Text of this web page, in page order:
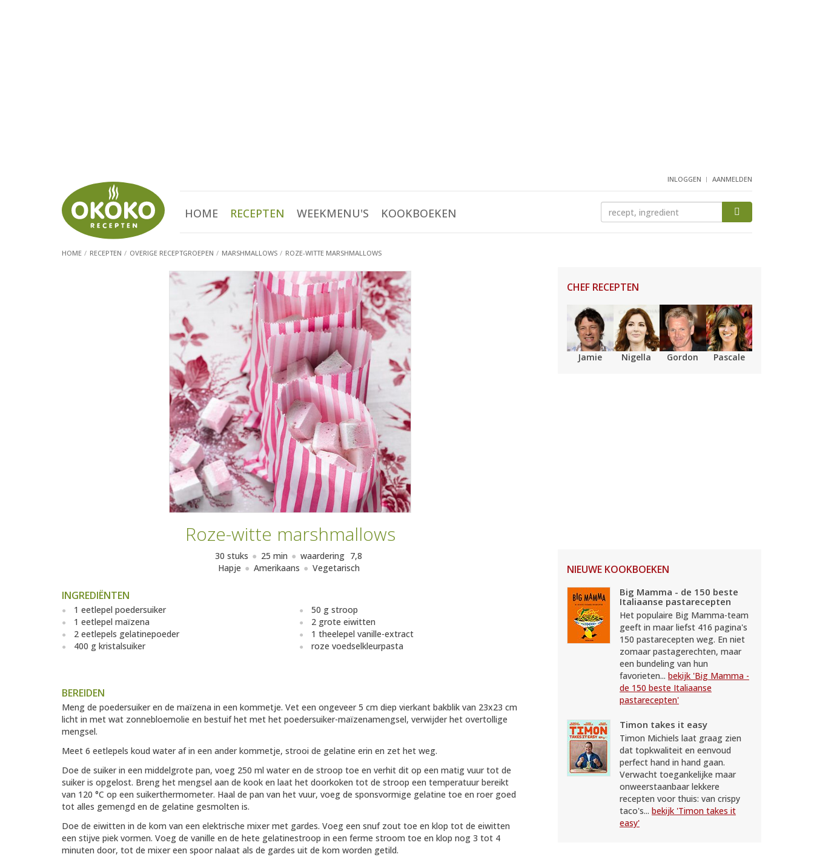
INLOGGEN AANMELDEN
HOME RECEPTEN WEEKMENU'S KOOKBOEKEN
HOME RECEPTEN OVERIGE RECEPTGROEPEN MARSHMALLOWS ROZE-WITTE MARSHMALLOWS
Roze-witte marshmallows
30 stuks 25 min waardering 7,8
Hapje
Amerikaans Vegetarisch
INGREDIËNTEN
1 eetlepel poedersuiker
1 eetlepel maïzena
2 eetlepels gelatinepoeder
400 g kristalsuiker
50 g stroop
2 grote eiwitten
1 theelepel vanille-extract
roze voedselkleurpasta
BEREIDEN
Meng de poedersuiker en de maïzena in een kommetje. Vet een ongeveer 5 cm diep vierkant bakblik van 23x23 cm
licht in met wat zonnebloemolie en bestuif het met het poedersuiker-maïzenamengsel, verwijder het overtollige
mengsel.
Meet 6 eetlepels koud water af in een ander kommetje, strooi de gelatine erin en zet het weg.
Doe de suiker in een middelgrote pan, voeg 250 ml water en de stroop toe en verhit dit op een matig vuur tot de
suiker is opgelost. Breng het mengsel aan de kook en laat het doorkoken tot de stroop een temperatuur bereikt
van 120 °C op een suikerthermometer. Haal de pan van het vuur, voeg de sponsvormige gelatine toe en roer goed
tot alles gemengd en de gelatine gesmolten is.
Doe de eiwitten in de kom van een elektrische mixer met gardes. Voeg een snuf zout toe en klop tot de eiwitten
een stijve piek vormen. Voeg de vanille en de hete gelatinestroop in een ferme stroom toe en klop nog 3 tot 4
minuten door, tot de mixer een spoor nalaat als de gardes uit de kom worden getild.
CHEF RECEPTEN
Jamie Nigella Gordon Pascale
NIEUWE KOOKBOEKEN
Big Mamma - de 150 beste
Italiaanse pastarecepten
Het populaire Big Mamma-team
geeft in maar liefst 416 pagina's
150 pastarecepten weg. En niet
zomaar pastagerechten, maar
een bundeling van hun
favorieten... bekijk 'Big Mamma -
de 150 beste Italiaanse
pastarecepten'
Timon takes it easy
Timon Michiels laat graag zien
dat topkwaliteit en eenvoud
perfect hand in hand gaan.
Verwacht toegankelijke maar
onweerstaanbaar lekkere
recepten voor thuis: van crispy
taco's... bekijk 'Timon takes it
easy'